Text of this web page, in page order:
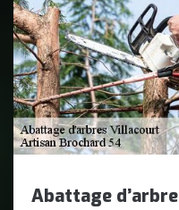
Abattage d’arbre